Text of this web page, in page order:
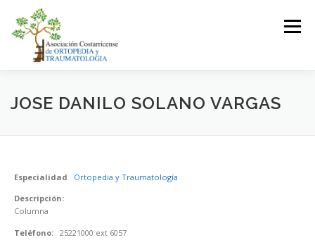
contenido
Menú
LA ASOCIACIÓN ASOCIADOS
INICIAR SESIÓN
JOSE DANILO SOLANO VARGAS
Especialidad
Ortopedia y Traumatología
Descripción:
Columna
Teléfono: 25221000 ext 6057